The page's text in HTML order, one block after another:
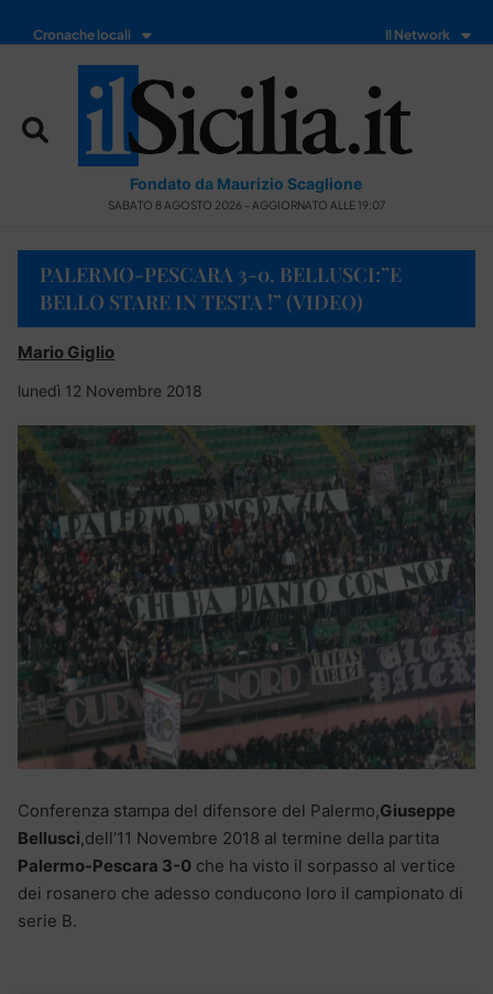
Cronache locali Il Network
Fondato da Maurizio Scaglione
SABATO 8 AGOSTO 2026 - AGGIORNATO ALLE 19:07
PALERMO-PESCARA 3-0. BELLUSCI:”E
BELLO STARE IN TESTA !” (VIDEO)
Mario Giglio
lunedì 12 Novembre 2018
Conferenza stampa del difensore del Palermo,Giuseppe
Bellusci,dell’11 Novembre 2018 al termine della partita
Palermo-Pescara 3-0 che ha visto il sorpasso al vertice
dei rosanero che adesso conducono loro il campionato di
serie B.